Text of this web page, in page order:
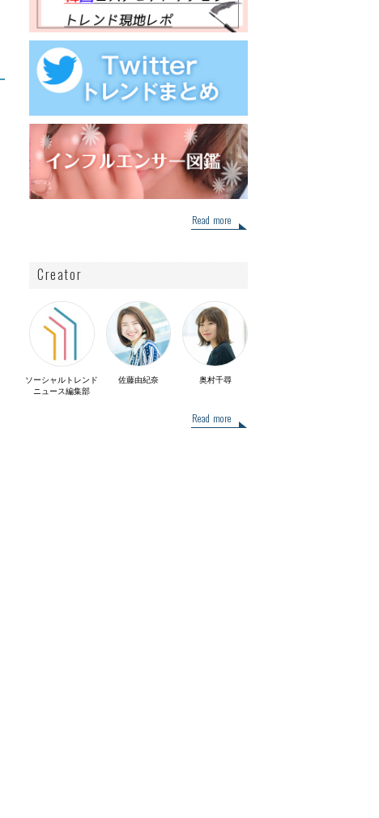
Read more
Creator
ソーシャルトレンド
ニュース編集部
佐藤由紀奈 奥村千尋
Read more